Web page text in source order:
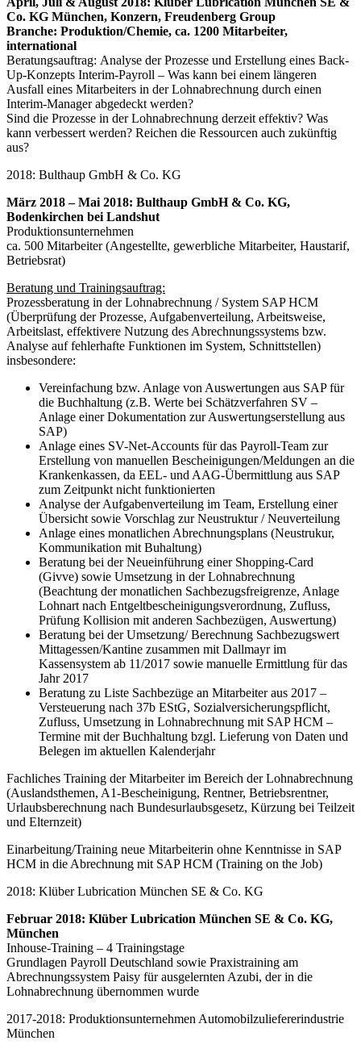
Co. KG München, Konzern, Freudenberg Group
Branche: Produktion/Chemie, ca. 1200 Mitarbeiter,
international
Beratungsauftrag: Analyse der Prozesse und Erstellung eines Back-
Up-Konzepts Interim-Payroll – Was kann bei einem längeren
Ausfall eines Mitarbeiters in der Lohnabrechnung durch einen
Interim-Manager abgedeckt werden?
Sind die Prozesse in der Lohnabrechnung derzeit effektiv? Was
kann verbessert werden? Reichen die Ressourcen auch zukünftig
aus?
2018: Bulthaup GmbH & Co. KG
März 2018 – Mai 2018: Bulthaup GmbH & Co. KG,
Bodenkirchen bei Landshut
Produktionsunternehmen
ca. 500 Mitarbeiter (Angestellte, gewerbliche Mitarbeiter, Haustarif,
Betriebsrat)
Beratung und Trainingsauftrag:
Prozessberatung in der Lohnabrechnung / System SAP HCM
(Überprüfung der Prozesse, Aufgabenverteilung, Arbeitsweise,
Arbeitslast, effektivere Nutzung des Abrechnungssystems bzw.
Analyse auf fehlerhafte Funktionen im System, Schnittstellen)
insbesondere:
Vereinfachung bzw. Anlage von Auswertungen aus SAP für
die Buchhaltung (z.B. Werte bei Schätzverfahren SV –
Anlage einer Dokumentation zur Auswertungserstellung aus
SAP)
Anlage eines SV-Net-Accounts für das Payroll-Team zur
Erstellung von manuellen Bescheinigungen/Meldungen an die
Krankenkassen, da EEL- und AAG-Übermittlung aus SAP
zum Zeitpunkt nicht funktionierten
Analyse der Aufgabenverteilung im Team, Erstellung einer
Übersicht sowie Vorschlag zur Neustruktur / Neuverteilung
Anlage eines monatlichen Abrechnungsplans (Neustrukur,
Kommunikation mit Buhaltung)
Beratung bei der Neueinführung einer Shopping-Card
(Givve) sowie Umsetzung in der Lohnabrechnung
(Beachtung der monatlichen Sachbezugsfreigrenze, Anlage
Lohnart nach Entgeltbescheinigungsverordnung, Zufluss,
Prüfung Kollision mit anderen Sachbezügen, Auswertung)
Beratung bei der Umsetzung/ Berechnung Sachbezugswert
Mittagessen/Kantine zusammen mit Dallmayr im
Kassensystem ab 11/2017 sowie manuelle Ermittlung für das
Jahr 2017
Beratung zu Liste Sachbezüge an Mitarbeiter aus 2017 –
Versteuerung nach 37b EStG, Sozialversicherungspflicht,
Zufluss, Umsetzung in Lohnabrechnung mit SAP HCM –
Termine mit der Buchhaltung bzgl. Lieferung von Daten und
Belegen im aktuellen Kalenderjahr
Fachliches Training der Mitarbeiter im Bereich der Lohnabrechnung
(Auslandsthemen, A1-Bescheinigung, Rentner, Betriebsrentner,
Urlaubsberechnung nach Bundesurlaubsgesetz, Kürzung bei Teilzeit
und Elternzeit)
Einarbeitung/Training neue Mitarbeiterin ohne Kenntnisse in SAP
HCM in die Abrechnung mit SAP HCM (Training on the Job)
2018: Klüber Lubrication München SE & Co. KG
Februar 2018: Klüber Lubrication München SE & Co. KG,
München
Inhouse-Training – 4 Trainingstage
Grundlagen Payroll Deutschland sowie Praxistraining am
Abrechnungssystem Paisy für ausgelernten Azubi, der in die
Lohnabrechnung übernommen wurde
2017-2018: Produktionsunternehmen Automobilzuliefererindustrie
München